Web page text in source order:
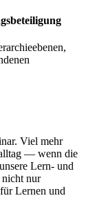
Viel mehr
— wenn die
Lern- und
nicht nur
Lernen und